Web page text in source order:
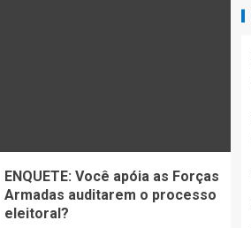
ENQUETE: Você apóia as Forças
Armadas auditarem o processo
eleitoral?